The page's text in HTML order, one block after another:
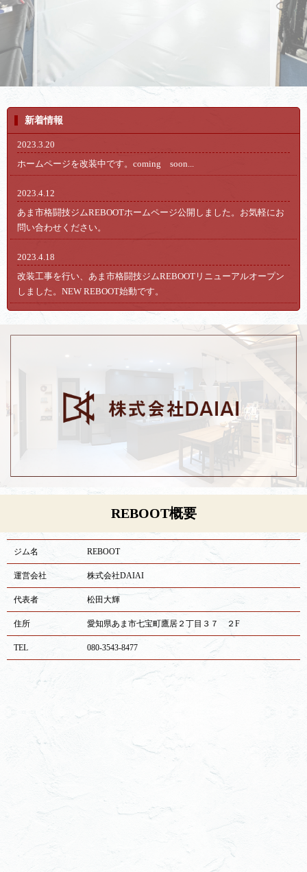
新着情報
2023.3.20
ホームページを改装中です。coming soon...
2023.4.12
あま市格闘技ジムREBOOTホームページ公開しました。お気軽にお
問い合わせください。
2023.4.18
改装工事を行い、あま市格闘技ジムREBOOTリニューアルオープン
しました。NEW REBOOT始動です。
REBOOT概要
ジム名 REBOOT
運営会社 株式会社DAIAI
代表者 松田大輝
住所 愛知県あま市七宝町鷹居２丁目３７ ２F
TEL 080-3543-8477